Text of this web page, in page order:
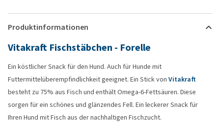
Produktinformationen
Vitakraft Fischstäbchen - Forelle
Ein köstlicher Snack für den Hund. Auch für Hunde mit
Futtermittelüberempfindlichkeit geeignet. Ein Stick von Vitakraft
besteht zu 75% aus Fisch und enthält Omega-6-Fettsäuren. Diese
sorgen für ein schönes und glänzendes Fell. Ein leckerer Snack für
Ihren Hund mit Fisch aus der nachhaltigen Fischzucht.